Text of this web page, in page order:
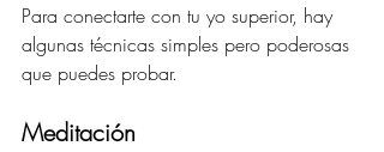
Para conectarte con tu yo superior, hay
algunas técnicas simples pero poderosas
que puedes probar.
Meditación